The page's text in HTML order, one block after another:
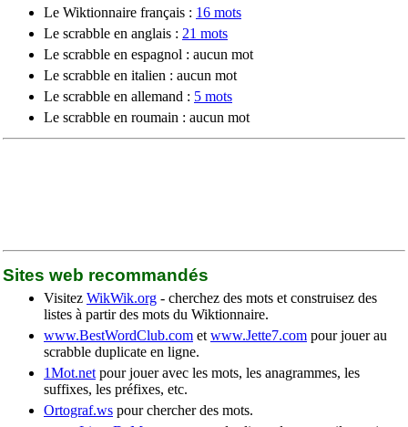
Le Wiktionnaire français : 16 mots
Le scrabble en anglais : 21 mots
Le scrabble en espagnol : aucun mot
Le scrabble en italien : aucun mot
Le scrabble en allemand : 5 mots
Le scrabble en roumain : aucun mot
Sites web recommandés
Visitez WikWik.org - cherchez des mots et construisez des
listes à partir des mots du Wiktionnaire.
www.BestWordClub.com et www.Jette7.com pour jouer au
scrabble duplicate en ligne.
1Mot.net pour jouer avec les mots, les anagrammes, les
suffixes, les préfixes, etc.
Ortograf.ws pour chercher des mots.